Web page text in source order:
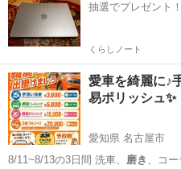
抽選でプレゼント
くらしノート
愛車を綺麗に♪
易ポリッシュ✨
愛知県 名古屋市
8/11~8/13の3日間 洗車、 磨き 、コ